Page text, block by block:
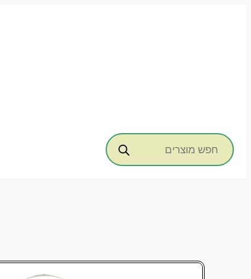
Products
search